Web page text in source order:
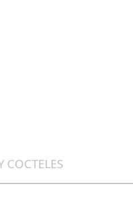
COCTELES